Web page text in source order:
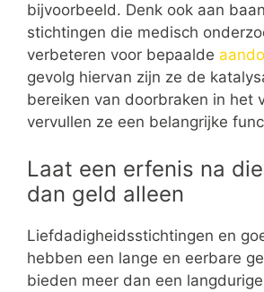
bijvoorbeeld. Denk ook aan
stichtingen die medisch
verbeteren voor bepaalde
gevolg hiervan zijn ze de
bereiken van doorbraken in het
vervullen ze een belangrijke
Laat een erfenis na
dan geld alleen
Liefdadigheidsstichtingen en
hebben een lange en eerbare
bieden meer dan een